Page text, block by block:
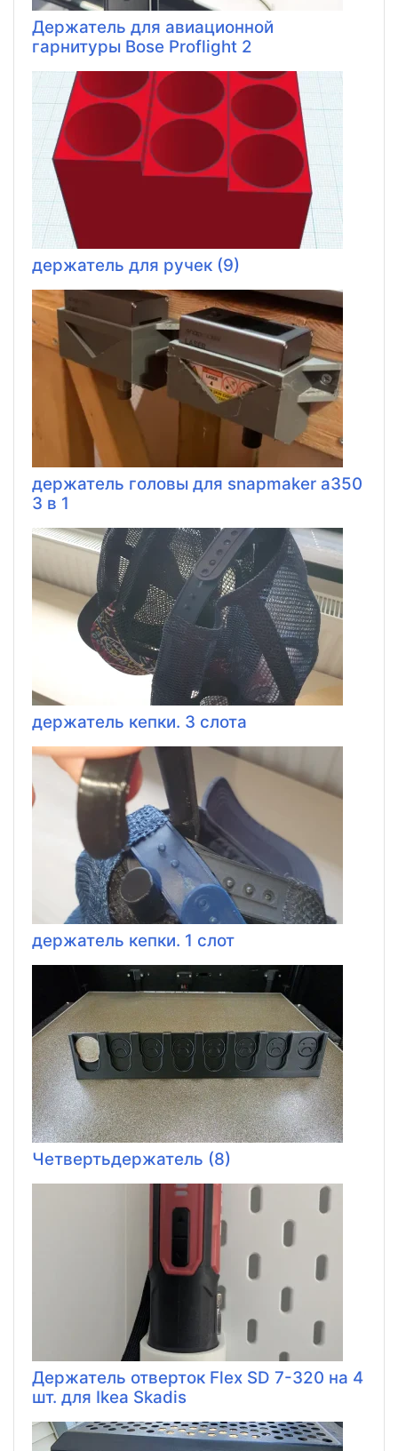
Держатель для авиационной
гарнитуры Bose Proflight 2
держатель для ручек (9)
держатель головы для snapmaker a350
3 в 1
держатель кепки. 3 слота
держатель кепки. 1 слот
Четвертьдержатель (8)
Держатель отверток Flex SD 7-320 на 4
шт. для Ikea Skadis